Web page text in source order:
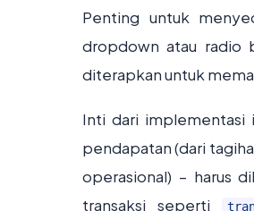
Penting untuk
dropdown atau radio
diterapkan untuk
Inti dari implementasi
pendapatan (dari
operasional) – harus
transaksi seperti